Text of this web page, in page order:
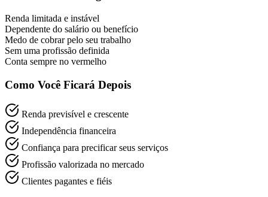
Renda limitada e instável
Dependente do salário ou benefício
Medo de cobrar pelo seu trabalho
Sem uma profissão definida
Conta sempre no vermelho
Como Você Ficará Depois
Renda previsível e crescente
Independência financeira
Confiança para precificar seus serviços
Profissão valorizada no mercado
Clientes pagantes e fiéis